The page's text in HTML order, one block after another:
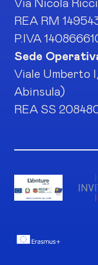
Via Nicola
REA RM
P.IVA
Sede
Viale Umberto
Abinsula)
REA SS